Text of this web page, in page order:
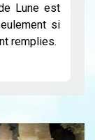
Lune est
si
remplies.